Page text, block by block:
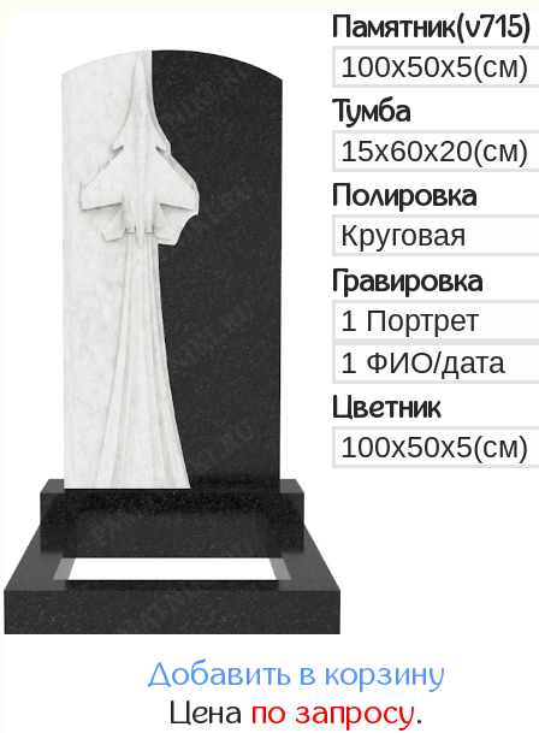
Памятник(v715)
Тумба
Полировка
Гравировка
Цветник
Добавить в корзину
Цена по запросу.